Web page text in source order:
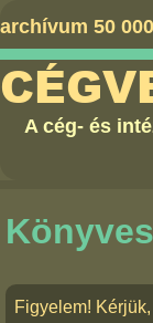
archívum 50
A cég- és
Figyelem!